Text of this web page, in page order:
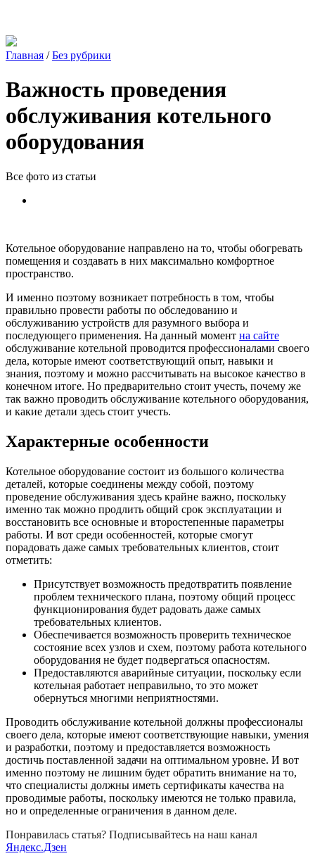
Главная /Без рубрики
Важность проведения
обслуживания котельного
оборудования
Все фото из статьи
Котельное оборудование направлено на то, чтобы обогревать
помещения и создавать в них максимально комфортное
пространство.
И именно поэтому возникает потребность в том, чтобы
правильно провести работы по обследованию и
обслуживанию устройств для разумного выбора и
последующего применения. На данный момент на сайте
обслуживание котельной проводится профессионалами своего
дела, которые имеют соответствующий опыт, навыки и
знания, поэтому и можно рассчитывать на высокое качество в
конечном итоге. Но предварительно стоит учесть, почему же
так важно проводить обслуживание котельного оборудования,
и какие детали здесь стоит учесть.
Характерные особенности
Котельное оборудование состоит из большого количества
деталей, которые соединены между собой, поэтому
проведение обслуживания здесь крайне важно, поскольку
именно так можно продлить общий срок эксплуатации и
восстановить все основные и второстепенные параметры
работы. И вот среди особенностей, которые смогут
порадовать даже самых требовательных клиентов, стоит
отметить:
Присутствует возможность предотвратить появление
проблем технического плана, поэтому общий процесс
функционирования будет радовать даже самых
требовательных клиентов.
Обеспечивается возможность проверить техническое
состояние всех узлов и схем, поэтому работа котельного
оборудования не будет подвергаться опасностям.
Предоставляются аварийные ситуации, поскольку если
котельная работает неправильно, то это может
обернуться многими неприятностями.
Проводить обслуживание котельной должны профессионалы
своего дела, которые имеют соответствующие навыки, умения
и разработки, поэтому и предоставляется возможность
достичь поставленной задачи на оптимальном уровне. И вот
именно поэтому не лишним будет обратить внимание на то,
что специалисты должны иметь сертификаты качества на
проводимые работы, поскольку имеются не только правила,
но и определенные ограничения в данном деле.
Понравилась статья? Подписывайтесь на наш канал
Яндекс.Дзен